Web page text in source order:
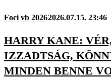
Foci vb 20262026.07.15. 23:46
HARRY KANE:
IZZADTSÁG,
MINDEN BENNE